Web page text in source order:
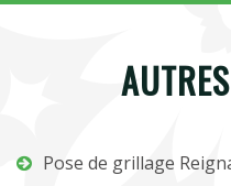
Pose de grillage